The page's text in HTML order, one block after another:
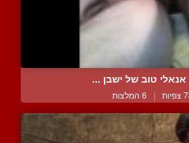
טוב של ישבן ...
| 6 המלצות